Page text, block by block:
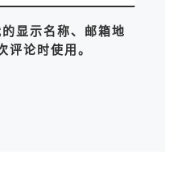
显示名称、邮箱地
评论时使用。